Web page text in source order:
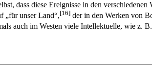
dass diese Ereignisse in den
„für unser Land“,[16] der in den Werken von
auch im Westen viele Intellektuelle, wie z.